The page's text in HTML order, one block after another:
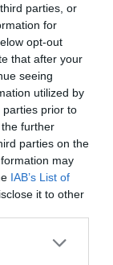
parties, or
for
opt-out
that after your
seeing
utilized by
parties prior to
further
parties on the
may
IAB’s List of
it to other
more Google